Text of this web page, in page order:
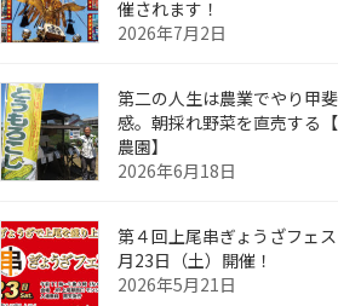
催されます！
2026年7月2日
第二の人生は農業でやり甲
感。朝採れ野菜を直売する
農園】
2026年6月18日
第４回上尾串ぎょうざフェ
月23日（土）開催！
2026年5月21日